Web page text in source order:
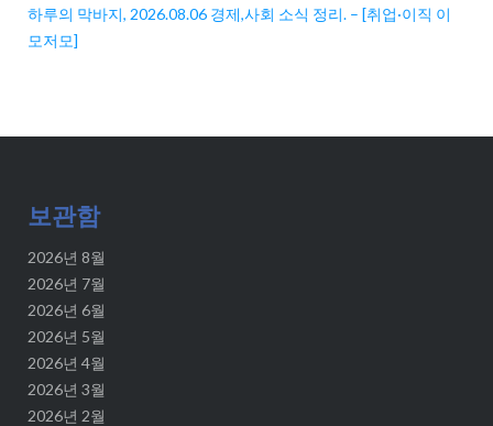
하루의 막바지, 2026.08.06 경제,사회 소식 정리. – [취업·이직 이
모저모]
보관함
2026년 8월
2026년 7월
2026년 6월
2026년 5월
2026년 4월
2026년 3월
2026년 2월